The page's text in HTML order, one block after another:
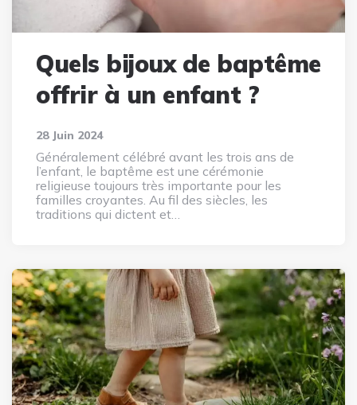
Quels bijoux de baptême
offrir à un enfant ?
28 Juin 2024
Généralement célébré avant les trois ans de
l’enfant, le baptême est une cérémonie
religieuse toujours très importante pour les
familles croyantes. Au fil des siècles, les
traditions qui dictent et…